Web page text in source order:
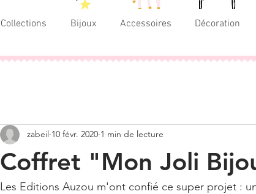
Collections Bijoux Accessoires Décoration
Coffret "Mon Joli
zabeil 10 févr. 2020 1 min de lecture
Les Editions Auzou m'ont confié ce super projet :